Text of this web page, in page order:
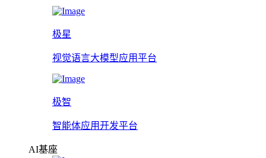
极星
视觉语言大模型应用平台
极智
智能体应用开发平台
AI基座